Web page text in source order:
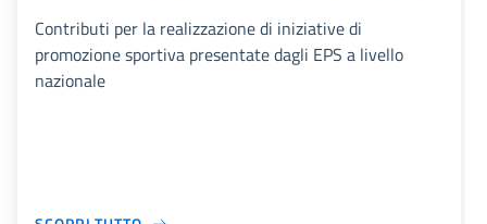
Contributi per la realizzazione di iniziative di
promozione sportiva presentate dagli EPS a livello
nazionale